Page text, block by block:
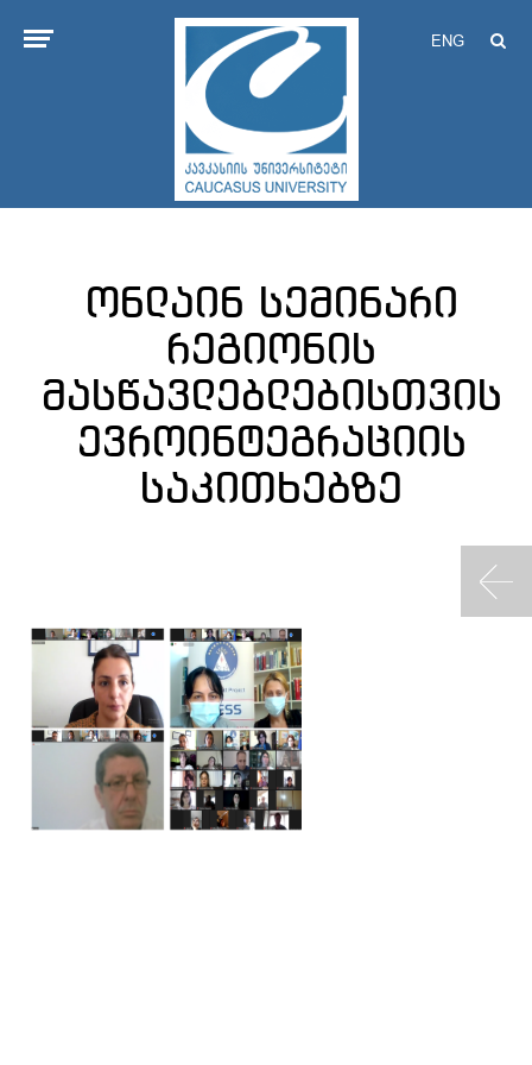
ENG
ონლაინ სემინარი
რეგიონის
მასწავლებლებისთვის
ევროინტეგრაციის
საკითხებზე